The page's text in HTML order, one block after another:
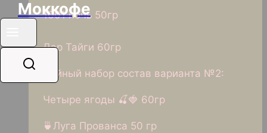
Моккофе
1001 ночь 50гр
Дар Тайги 60гр
Чайный набор состав варианта №2:
Четыре ягоды 🍒🍓 60гр
🍵Луга Прованса 50 гр